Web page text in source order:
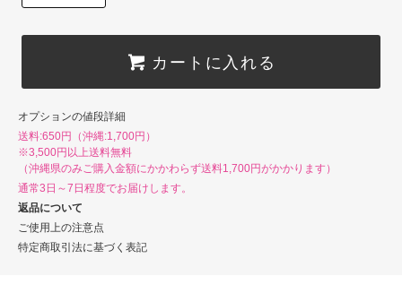
カートに入れる
オプションの値段詳細
送料:650円（沖縄:1,700円）
※3,500円以上送料無料
（沖縄県のみご購入金額にかかわらず送料1,700円がかかります）
通常3日～7日程度でお届けします。
返品について
ご使用上の注意点
特定商取引法に基づく表記